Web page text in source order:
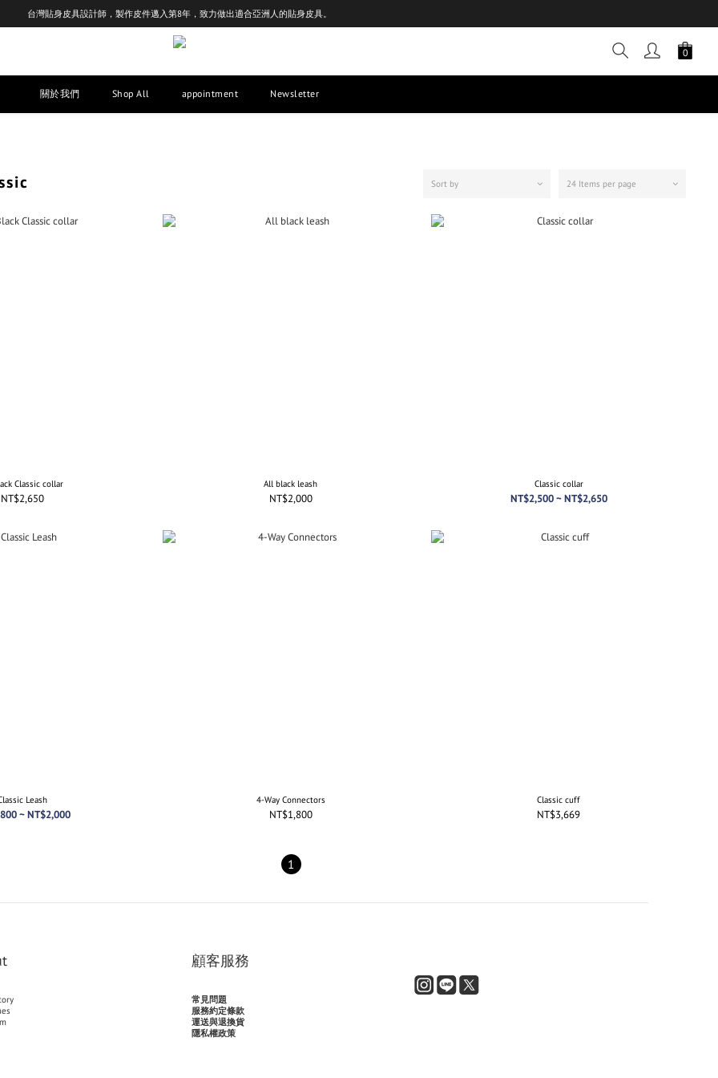
台灣貼身皮具設計師，製作皮件邁入第8年，致力做出適合亞洲人的貼身皮具。
關於我們 Shop All appointment Newsletter
Sort by 24 Items per page
Classic collar
NT$2,650
All black leash
NT$2,000
Classic collar
NT$2,500 ~ NT$2,650
Leash
~ NT$2,000
4-Way Connectors
NT$1,800
Classic cuff
NT$3,669
1
顧客服務
常見問題
服務約定條款
運送與退換貨
隱私權政策